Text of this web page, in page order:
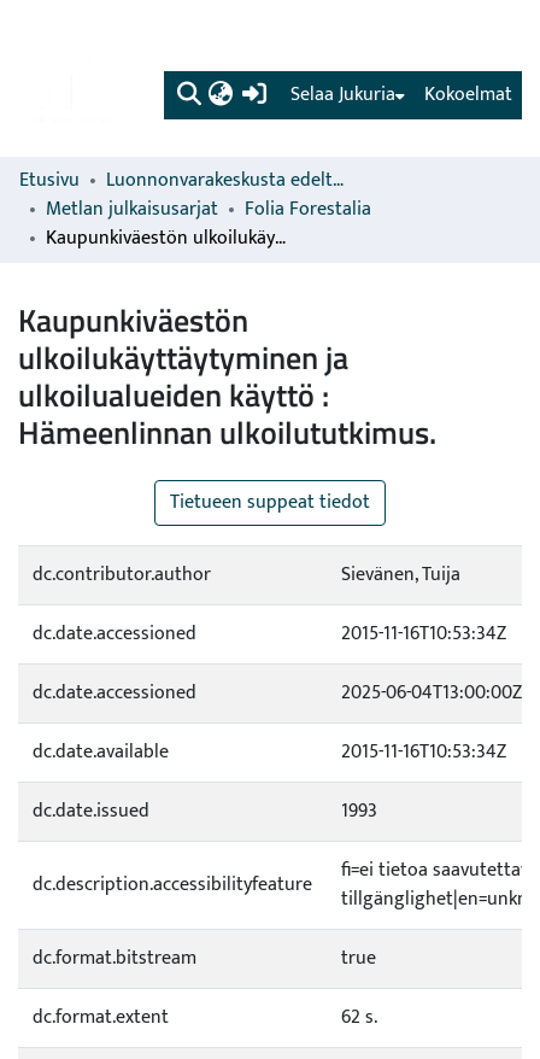
(current) Kokoelmat
Selaa Jukuria
Etusivu
Luonnonvarakeskusta edeltävien organisaatioiden sarjat
Metlan julkaisusarjat
Folia Forestalia
Kaupunkiväestön ulkoilukäyttäytyminen ja ulkoilualueiden käyttö : Hämeenlinnan ulkoilututkimus.
Kaupunkiväestön
ulkoilukäyttäytyminen ja
ulkoilualueiden käyttö :
Hämeenlinnan ulkoilututkimus.
Tietueen suppeat tiedot
dc.contributor.author
Sievänen, Tuija
dc.date.accessioned
2015-11-16T10:53:34Z
dc.date.accessioned
2025-06-04T13:00:00Z
dc.date.available
2015-11-16T10:53:34Z
dc.date.issued
1993
dc.description.accessibilityfeature
fi=ei tietoa
dc.format.bitstream
true
dc.format.extent
62 s.